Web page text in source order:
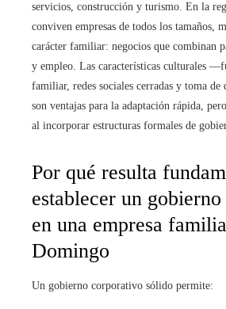
servicios, construcción y turismo. En la
conviven empresas de todos los tamaños,
carácter familiar: negocios que combinan
y empleo. Las características culturales
familiar, redes sociales cerradas y toma
son ventajas para la adaptación rápida,
al incorporar estructuras formales de
Por qué resulta
establecer un
en una empresa
Domingo
Un gobierno corporativo sólido permite: